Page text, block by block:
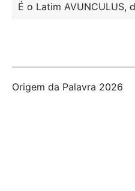
É o Latim AVUNCULUS,
Origem da Palavra 2026